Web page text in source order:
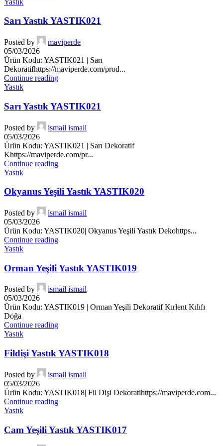
Sarı Yastık YASTIK021
Posted by
maviperde
05/03/2026
Ürün Kodu: YASTIK021 | Sarı
Dekoratifhttps://maviperde.com/prod...
Continue reading
Yastık
Sarı Yastık YASTIK021
Posted by
ismail ismail
05/03/2026
Ürün Kodu: YASTIK021 | Sarı Dekoratif
Khttps://maviperde.com/pr...
Continue reading
Yastık
Okyanus Yeşili Yastık YASTIK020
Posted by
ismail ismail
05/03/2026
Ürün Kodu: YASTIK020| Okyanus Yeşili Yastık Dekohttps...
Continue reading
Yastık
Orman Yeşili Yastık YASTIK019
Posted by
ismail ismail
05/03/2026
Ürün Kodu: YASTIK019 | Orman Yeşili Dekoratif Kırlent Kılıfı
Doğa
Continue reading
Yastık
Fildişi Yastık YASTIK018
Posted by
ismail ismail
05/03/2026
Ürün Kodu: YASTIK018| Fil Dişi Dekoratihttps://maviperde.com...
Continue reading
Yastık
Cam Yeşili Yastık YASTIK017